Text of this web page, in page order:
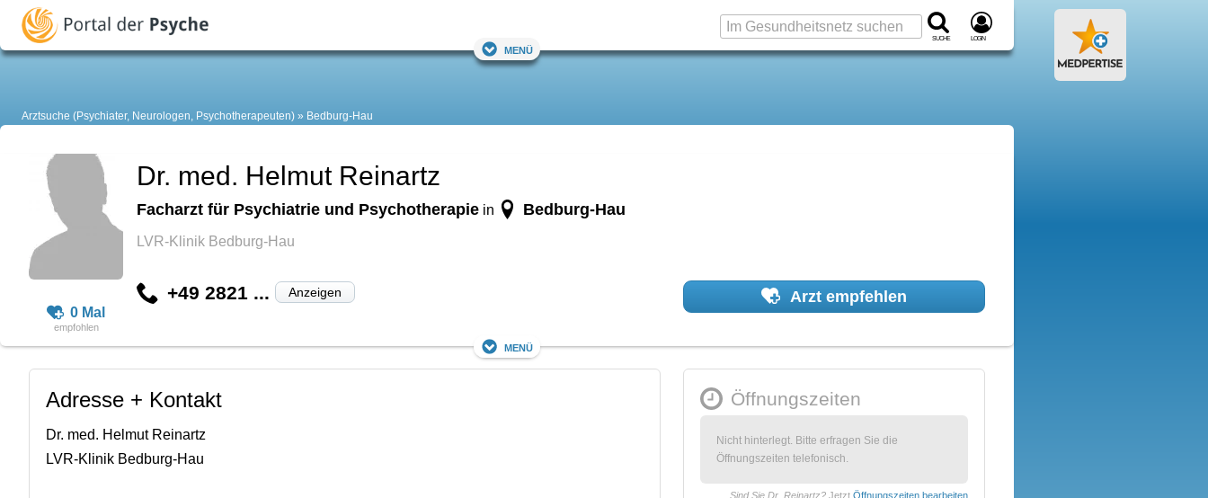
Suche Login
Menü
Arztsuche (Psychiater, Neurologen, Psychotherapeuten) Bedburg-Hau
0 Mal
Dr. med. Helmut Reinartz
Facharzt für Psychiatrie und Psychotherapie in Bedburg-Hau
LVR-Klinik Bedburg-Hau
+49 2821 ... Anzeigen Arzt empfehlen
Menü
Adresse + Kontakt
Dr. med. Helmut Reinartz
LVR-Klinik Bedburg-Hau
Öffnungszeiten
Nicht hinterlegt. Bitte erfragen Sie die
Öffnungszeiten telefonisch.
Sind Sie Dr. Reinartz? Jetzt Öffnungszeiten bearbeiten